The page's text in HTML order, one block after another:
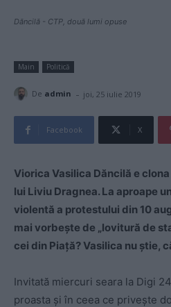
Dăncilă - CTP, două lumi opuse
Main Politică
De admin - joi, 25 iulie 2019
Facebook X
Viorica Vasilica Dăncilă e
lui Liviu Dragnea. La aproape
violentă a protestului din 10
mai vorbește de „lovitură de
cei din Piață? Vasilica nu știe,
Invitată miercuri seara la Digi
proasta și în ceea ce privește